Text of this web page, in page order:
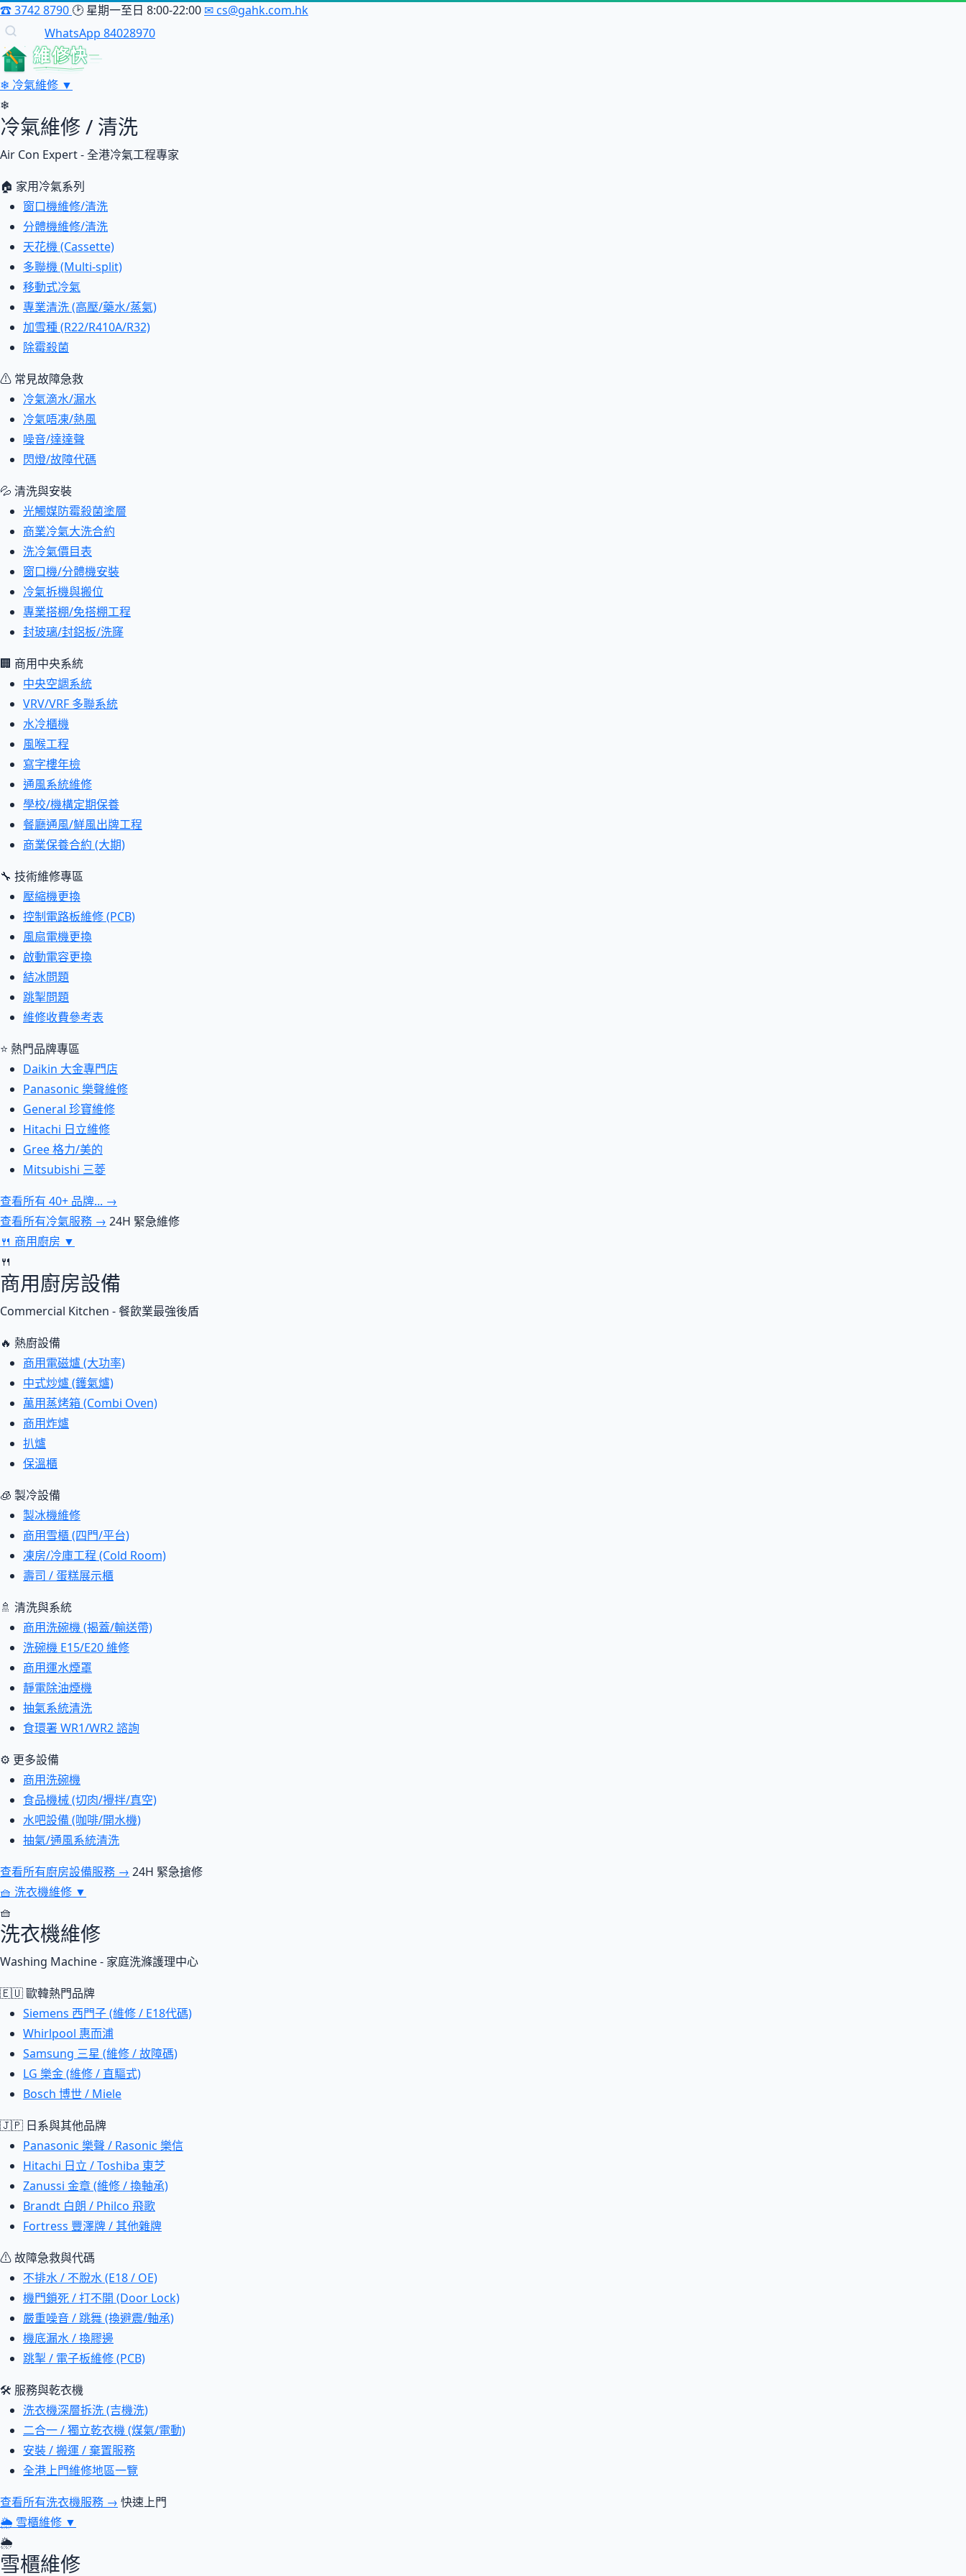
☎3742 8790 🕑 星期一至日 8:00-22:00 ✉cs@gahk.com.hk
WhatsApp 84028970
維修快
❄ 冷氣維修 ▼
❄
冷氣維修 / 清洗
Air Con Expert - 全港冷氣工程專家
🏠 家用冷氣系列
窗口機維修/清洗
分體機維修/清洗
天花機 (Cassette)
多聯機 (Multi-split)
移動式冷氣
專業清洗 (高壓/藥水/蒸氣)
加雪種 (R22/R410A/R32)
除霉殺菌
⚠ 常見故障急救
冷氣滴水/漏水
冷氣唔凍/熱風
噪音/達達聲
閃燈/故障代碼
💦 清洗與安裝
光觸媒防霉殺菌塗層
商業冷氣大洗合約
洗冷氣價目表
窗口機/分體機安裝
冷氣拆機與搬位
專業搭棚/免搭棚工程
封玻璃/封鋁板/洗窿
🏢 商用中央系統
中央空調系統
VRV/VRF 多聯系統
水冷櫃機
風喉工程
寫字樓年檢
通風系統維修
學校/機構定期保養
餐廳通風/鮮風出牌工程
商業保養合約 (大期)
🔧 技術維修專區
壓縮機更換
控制電路板維修 (PCB)
風扇電機更換
啟動電容更換
結冰問題
跳掣問題
維修收費參考表
⭐ 熱門品牌專區
Daikin 大金專門店
Panasonic 樂聲維修
General 珍寶維修
Hitachi 日立維修
Gree 格力/美的
Mitsubishi 三菱
查看所有 40+ 品牌... →
查看所有冷氣服務 → 24H 緊急維修
🍴 商用廚房 ▼
🍴
商用廚房設備
Commercial Kitchen - 餐飲業最強後盾
🔥 熱廚設備
商用電磁爐 (大功率)
中式炒爐 (鑊氣爐)
萬用蒸烤箱 (Combi Oven)
商用炸爐
扒爐
保溫櫃
🧊 製冷設備
製冰機維修
商用雪櫃 (四門/平台)
凍房/冷庫工程 (Cold Room)
壽司 / 蛋糕展示櫃
🚿 清洗與系統
商用洗碗機 (揭蓋/輸送帶)
洗碗機 E15/E20 維修
商用運水煙罩
靜電除油煙機
抽氣系統清洗
食環署 WR1/WR2 諮詢
⚙ 更多設備
商用洗碗機
食品機械 (切肉/攪拌/真空)
水吧設備 (咖啡/開水機)
抽氣/通風系統清洗
查看所有廚房設備服務 → 24H 緊急搶修
🧺 洗衣機維修 ▼
🧺
洗衣機維修
Washing Machine - 家庭洗滌護理中心
🇪🇺 歐韓熱門品牌
Siemens 西門子 (維修 / E18代碼)
Whirlpool 惠而浦
Samsung 三星 (維修 / 故障碼)
LG 樂金 (維修 / 直驅式)
Bosch 博世 / Miele
🇯🇵 日系與其他品牌
Panasonic 樂聲 / Rasonic 樂信
Hitachi 日立 / Toshiba 東芝
Zanussi 金章 (維修 / 換軸承)
Brandt 白朗 / Philco 飛歌
Fortress 豐澤牌 / 其他雜牌
⚠ 故障急救與代碼
不排水 / 不脫水 (E18 / OE)
機門鎖死 / 打不開 (Door Lock)
嚴重噪音 / 跳舞 (換避震/軸承)
機底漏水 / 換膠邊
跳掣 / 電子板維修 (PCB)
🛠 服務與乾衣機
洗衣機深層拆洗 (吉機洗)
二合一 / 獨立乾衣機 (煤氣/電動)
安裝 / 搬運 / 棄置服務
全港上門維修地區一覽
查看所有洗衣機服務 → 快速上門
🌦 雪櫃維修 ▼
🌦
雪櫃維修